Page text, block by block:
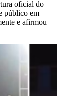
oficial do
público em
e afirmou